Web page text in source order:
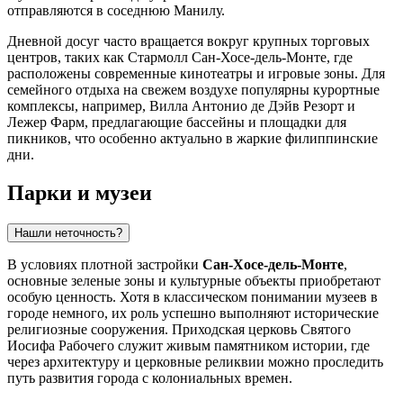
отправляются в соседнюю Манилу.
Дневной досуг часто вращается вокруг крупных торговых
центров, таких как Стармолл Сан-Хосе-дель-Монте, где
расположены современные кинотеатры и игровые зоны. Для
семейного отдыха на свежем воздухе популярны курортные
комплексы, например, Вилла Антонио де Дэйв Резорт и
Лежер Фарм, предлагающие бассейны и площадки для
пикников, что особенно актуально в жаркие филиппинские
дни.
Парки и музеи
Нашли неточность?
В условиях плотной застройки Сан-Хосе-дель-Монте,
основные зеленые зоны и культурные объекты приобретают
особую ценность. Хотя в классическом понимании музеев в
городе немного, их роль успешно выполняют исторические
религиозные сооружения. Приходская церковь Святого
Иосифа Рабочего служит живым памятником истории, где
через архитектуру и церковные реликвии можно проследить
путь развития города с колониальных времен.